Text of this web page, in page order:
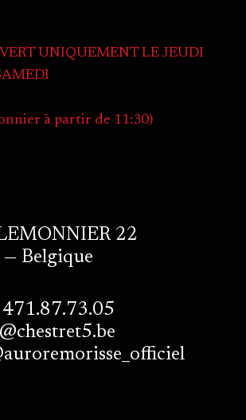
UNIQUEMENT LE JEUDI
à partir de 11:30)
22
Belgique